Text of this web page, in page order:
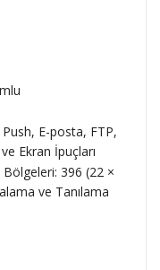
E-posta, FTP,
Ekran İpuçları
396 (22 ×
ve Tanılama